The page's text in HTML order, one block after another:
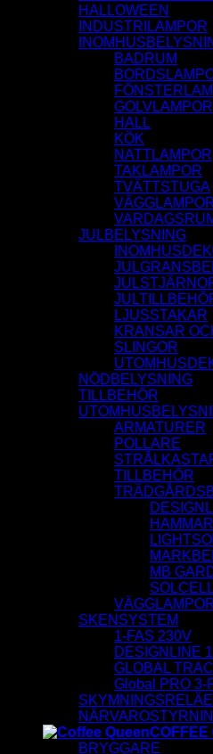
HALLOWEEN
INDUSTRILAMPOR
BADRUM
GOLVLAMPOR
HALL
KÖK
NATTLAMPOR
TAKLAMPOR
TVÄTTSTUGA
JULBELYSNING
LJUSSTAKAR
KRANSAR
SLINGOR
NÖDBELYSNING
TILLBEHÖR
ARMATURER
POLLARE
TILLBEHÖR
MB
SKENSYSTEM
1-FAS 230V
DESIGNLINE
GLOBAL TRAC
Global PRO 3-
COFFEE
BRYGGARE